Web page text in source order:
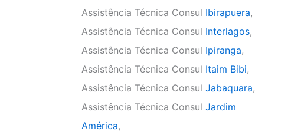
Assistência Técnica Consul Ibirapuera,
Assistência Técnica Consul Interlagos,
Assistência Técnica Consul Ipiranga,
Assistência Técnica Consul Itaim Bibi,
Assistência Técnica Consul Jabaquara,
Assistência Técnica Consul Jardim
América,